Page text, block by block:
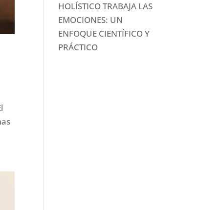
HOLÍSTICO TRABAJA LAS
EMOCIONES: UN
ENFOQUE CIENTÍFICO Y
PRÁCTICO